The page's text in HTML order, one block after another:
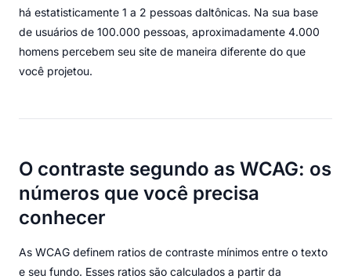
há estatisticamente 1 a 2 pessoas daltônicas. Na sua base
de usuários de 100.000 pessoas, aproximadamente 4.000
homens percebem seu site de maneira diferente do que
você projetou.
O contraste segundo as WCAG: os
números que você precisa
conhecer
As WCAG definem ratios de contraste mínimos entre o texto
e seu fundo. Esses ratios são calculados a partir da